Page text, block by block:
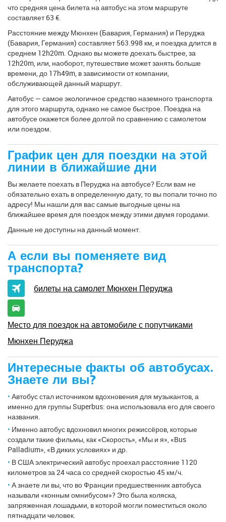
что средняя цена билета на автобус на этом маршруте
составляет 63 €.
Расстояние между Мюнхен (Бавария, Германия) и Перуджа
(Бавария, Германия) составляет 563.998 км, и поездка длится в
среднем 12h20m. Однако вы можете доехать быстрее, за
12h20m, или, наоборот, путешествие может занять больше
времени, до 17h49m, в зависимости от компании,
обслуживающей данный маршрут.
Автобус — самое экологичное средство наземного транспорта
для этого маршрута, однако не самое быстрое. Поездка на
автобусе окажется более долгой по сравнению с самолетом
или поездом.
График цен для поездки на этой
линии в ближайшие дни
Вы желаете поехать в Перуджа на автобусе? Если вам не
обязательно ехать в определенную дату, то вы попали точно по
адресу! Мы нашли для вас самые выгодные цены на
ближайшее время для поездок между этими двумя городами.
Данные не доступны на данный момент.
А если вы поменяете вид
транспорта?
билеты на самолет Мюнхен Перуджа
Место для поездок на автомобиле с попутчиками
Мюнхен Перуджа
Интересные факты об автобусах.
Знаете ли вы?
Автобус стал источником вдохновения для музыкантов, а
именно для группы Superbus: она использовала его для своего
названия.
Именно автобус вдохновил многих режиссёров, которые
создали такие фильмы, как «Скорость», «Мы и я», «Bus
Palladium», «В диких условиях» и др.
В США электрический автобус проехал расстояние 1120
километров за 24 часа со средней скоростью 45 км/ч.
А знаете ли вы, что во Франции предшественник автобуса
называли «конным омнибусом»? Это была коляска,
запряженная лошадьми, в которой могли поместиться около
пятнадцати человек.